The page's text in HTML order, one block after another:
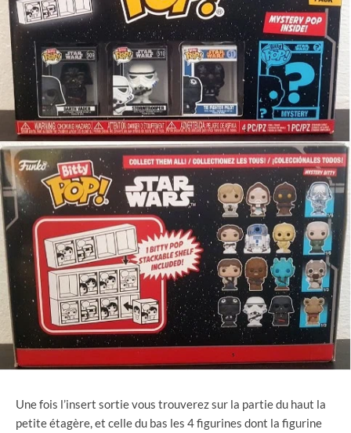
Une fois l’insert sortie vous trouverez sur la partie du haut la
petite étagère, et celle du bas les 4 figurines dont la figurine